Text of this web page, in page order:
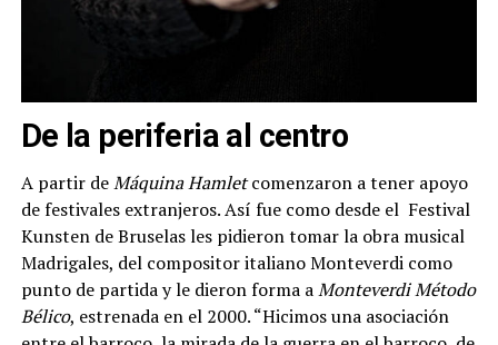
De la periferia al centro
A partir deMáquina Hamletcomenzaron a tener apoyo
de festivales extranjeros. Así fue como desde el Festival
Kunsten de Bruselas les pidieron tomar la obra musical
Madrigales, del compositor italiano Monteverdi como
punto de partida y le dieron forma aMonteverdi Método
Bélico, estrenada en el 2000. “Hicimos una asociación